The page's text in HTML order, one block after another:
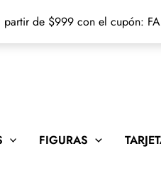
partir de $999 con el cupón:
FIGURAS